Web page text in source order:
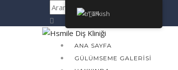
ANA SAYFA
GÜLÜMSEME GALERISI
Turkish